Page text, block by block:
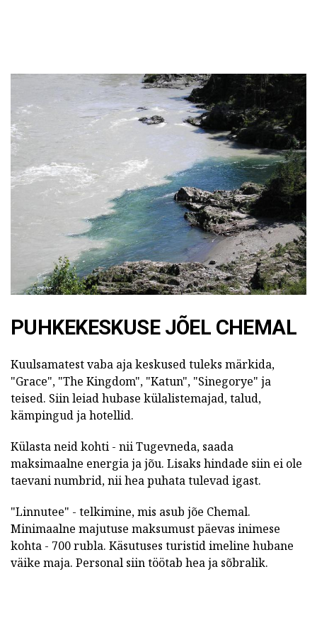
PUHKEKESKUSE JÕEL CHEMAL
Kuulsamatest vaba aja keskused tuleks märkida,
"Grace", "The Kingdom", "Katun", "Sinegorye" ja
teised. Siin leiad hubase külalistemajad, talud,
kämpingud ja hotellid.
Külasta neid kohti - nii Tugevneda, saada
maksimaalne energia ja jõu. Lisaks hindade siin ei ole
taevani numbrid, nii hea puhata tulevad igast.
"Linnutee" - telkimine, mis asub jõe Chemal.
Minimaalne majutuse maksumust päevas inimese
kohta - 700 rubla. Käsutuses turistid imeline hubane
väike maja. Personal siin töötab hea ja sõbralik.